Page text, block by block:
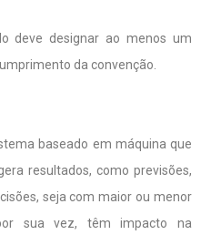
deve designar ao menos um
da convenção.
baseado em máquina que
resultados, como previsões,
seja com maior ou menor
sua vez, têm impacto na